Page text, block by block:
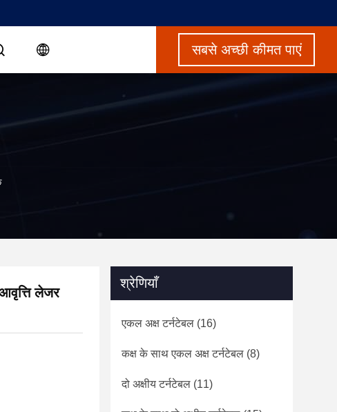
सबसे अच्छी कीमत पाएं
लेजर
श्रेणियाँ
एकल अक्ष टर्नटेबल (16)
कक्ष के साथ एकल अक्ष टर्नटेबल (8)
दो अक्षीय टर्नटेबल (11)